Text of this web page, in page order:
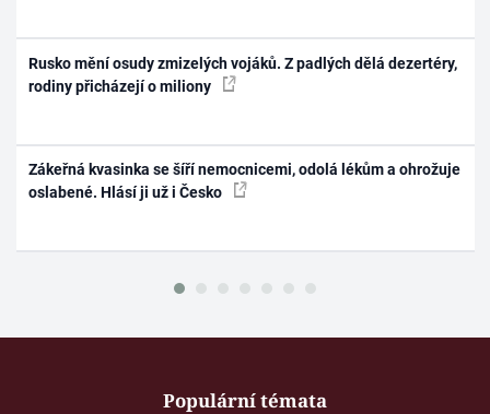
Rusko mění osudy zmizelých vojáků. Z padlých dělá dezertéry,
rodiny přicházejí o miliony
Zákeřná kvasinka se šíří nemocnicemi, odolá lékům a ohrožuje
oslabené. Hlásí ji už i Česko
Populární témata